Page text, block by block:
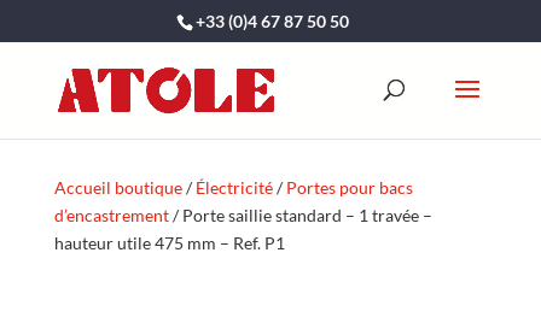
+33 (0)4 67 87 50 50
Accueil boutique/Électricité/Portes pour bacs
d’encastrement/ Porte saillie standard – 1 travée –
hauteur utile 475 mm – Ref. P1